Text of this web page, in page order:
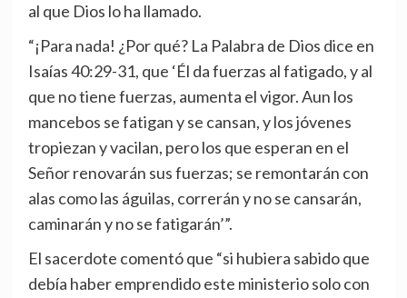
al que Dios lo ha llamado.
“¡Para nada! ¿Por qué? La Palabra de Dios dice en
Isaías 40:29-31, que ‘Él da fuerzas al fatigado, y al
que no tiene fuerzas, aumenta el vigor. Aun los
mancebos se fatigan y se cansan, y los jóvenes
tropiezan y vacilan, pero los que esperan en el
Señor renovarán sus fuerzas; se remontarán con
alas como las águilas, correrán y no se cansarán,
caminarán y no se fatigarán’”.
El sacerdote comentó que “si hubiera sabido que
debía haber emprendido este ministerio solo con